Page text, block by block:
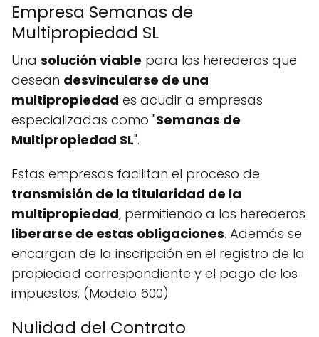
Empresa Semanas de
Multipropiedad SL
Una solución viable para los herederos que
desean desvincularse de una
multipropiedad es acudir a empresas
especializadas como "Semanas de
Multipropiedad SL".
Estas empresas facilitan el proceso de
transmisión de la titularidad de la
multipropiedad, permitiendo a los herederos
liberarse de estas obligaciones. Además se
encargan de la inscripción en el registro de la
propiedad correspondiente y el pago de los
impuestos. (Modelo 600)
Nulidad del Contrato